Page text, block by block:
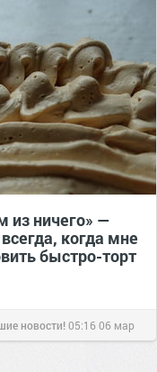
из ничего» —
когда мне
быстро-торт
новости!05:1606 мар